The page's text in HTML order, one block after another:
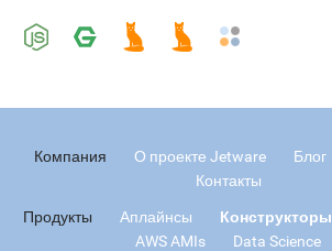
Компания О проекте Jetware Блог
Контакты
Продукты Аплайнсы Конструкторы
AWS AMIs
Data Science